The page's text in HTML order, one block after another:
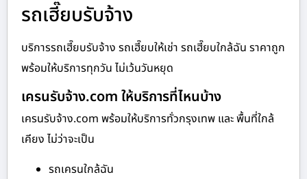
รถเฮี๊ยบรับจ้าง
บริการรถเฮี๊ยบรับจ้าง รถเฮี๊ยบให้เช่า รถเฮี๊ยบใกล้ฉัน ราคาถูก
พร้อมให้บริการทุกวัน ไม่เว้นวันหยุด
เครนรับจ้าง.com ให้บริการที่ไหนบ้าง
เครนรับจ้าง.com พร้อมให้บริการทั่วกรุงเทพ และ พื้นที่ใกล้
เคียง ไม่ว่าจะเป็น
รถเครนใกล้ฉัน